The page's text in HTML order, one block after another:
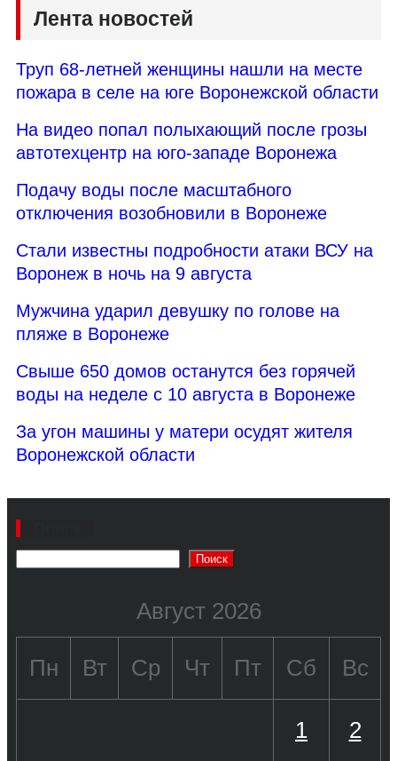
Лента новостей
Труп 68-летней женщины нашли на месте
пожара в селе на юге Воронежской области
На видео попал полыхающий после грозы
автотехцентр на юго-западе Воронежа
Подачу воды после масштабного
отключения возобновили в Воронеже
Стали известны подробности атаки ВСУ на
Воронеж в ночь на 9 августа
Мужчина ударил девушку по голове на
пляже в Воронеже
Свыше 650 домов останутся без горячей
воды на неделе с 10 августа в Воронеже
За угон машины у матери осудят жителя
Воронежской области
Поиск
Август 2026
Пн Вт Ср Чт Пт Сб Вс
1 2